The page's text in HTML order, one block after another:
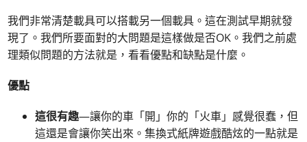
我們非常清楚載具可以搭載另一個載具。這在測試早期就發
現了。我們所要面對的大問題是這樣做是否OK。我們之前處
理類似問題的方法就是，看看優點和缺點是什麼。
優點
這很有趣—讓你的車「開」你的「火車」感覺很蠢，但
這還是會讓你笑出來。集換式紙牌遊戲酷炫的一點就是